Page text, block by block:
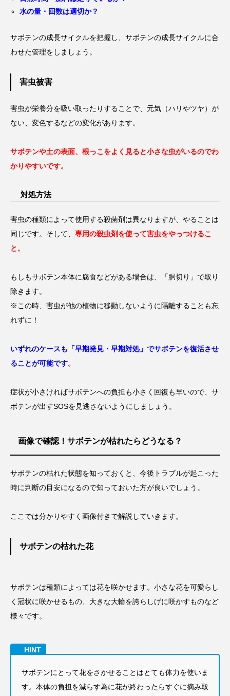
水の量・回数は適切か？
サボテンの成長サイクルを把握し、サボテンの成長サイクルに合
わせた管理をしましょう。
害虫被害
害虫が栄養分を吸い取ったりすることで、元気（ハリやツヤ）が
ない、変色するなどの変化があります。
サボテンや土の表面、根っこをよく見ると小さな虫がいるのでわ
かりやすいです。
対処方法
害虫の種類によって使用する殺菌剤は異なりますが、やることは
同じです。そして、 専用の殺虫剤を使って害虫をやっつけるこ
と。
もしもサボテン本体に腐食などがある場合は、「胴切り」で取り
除きます。
※この時、害虫が他の植物に移動しないように隔離することも忘
れずに！
いずれのケースも「早期発見・早期対処」でサボテンを復活させ
ることが可能です。
症状が小さければサボテンへの負担も小さく回復も早いので、サ
ボテンが出すSOSを見逃さないようにしましょう。
画像で確認！サボテンが枯れたらどうなる？
サボテンの枯れた状態を知っておくと、今後トラブルが起こった
時に判断の目安になるので知っておいた方が良いでしょう。
ここでは分かりやすく画像付きで解説していきます。
サボテンの枯れた花
サボテンは種類によっては花を咲かせます。小さな花を可愛らし
く冠状に咲かせるもの、大きな大輪を誇らしげに咲かすものなど
様々です。
サボテンにとって花をさかせることはとても体力を使いま
す。本体の負担を減らす為に花が終わったらすぐに摘み取